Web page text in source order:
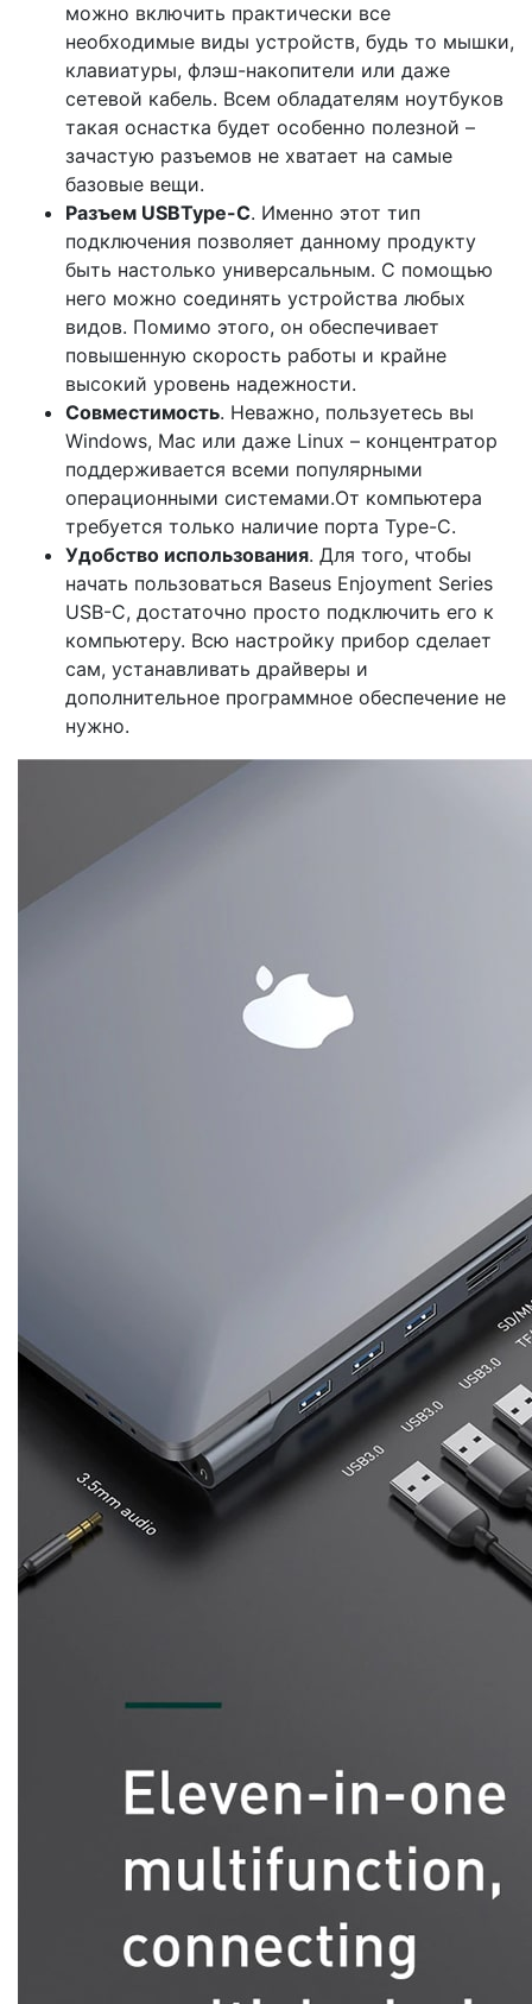
можно включить практически все
необходимые виды устройств, будь то мышки,
клавиатуры, флэш-накопители или даже
сетевой кабель. Всем обладателям ноутбуков
такая оснастка будет особенно полезной –
зачастую разъемов не хватает на самые
базовые вещи.
Разъем USBType-C. Именно этот тип
подключения позволяет данному продукту
быть настолько универсальным. С помощью
него можно соединять устройства любых
видов. Помимо этого, он обеспечивает
повышенную скорость работы и крайне
высокий уровень надежности.
Совместимость. Неважно, пользуетесь вы
Windows, Mac или даже Linux – концентратор
поддерживается всеми популярными
операционными системами.От компьютера
требуется только наличие порта Type-C.
Удобство использования. Для того, чтобы
начать пользоваться Baseus Enjoyment Series
USB-C, достаточно просто подключить его к
компьютеру. Всю настройку прибор сделает
сам, устанавливать драйверы и
дополнительное программное обеспечение не
нужно.